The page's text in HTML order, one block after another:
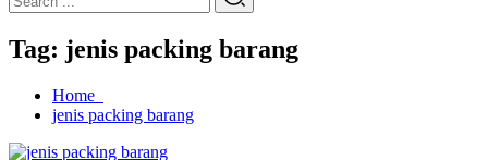
Tag: jenis packing barang
Home
jenis packing barang